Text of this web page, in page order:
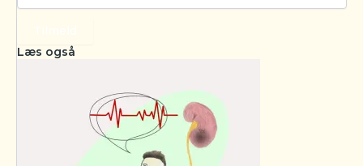
Læs også